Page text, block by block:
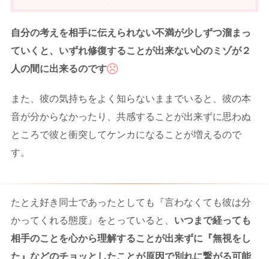
自分の考えを相手に伝えられない不満が少しずつ溜まっ
ていくと、いずれ修復することが出来ない心のミゾが２
人の間に出来るのです
また、彼の気持ちをよく知らないままでいると、彼の本
音が分からなかったり、共感することが出来ずに思わぬ
ところで彼と衝突してケンカになることが増えるので
す。
たとえ好き同士であったとしても『言わなくても彼は分
かってくれる態度』をとっていると、 いつまで経っても
相手のことを心から理解することが出来ずに『無視をし
た』などのチョッとしたことが原因で別れに繋がる可能